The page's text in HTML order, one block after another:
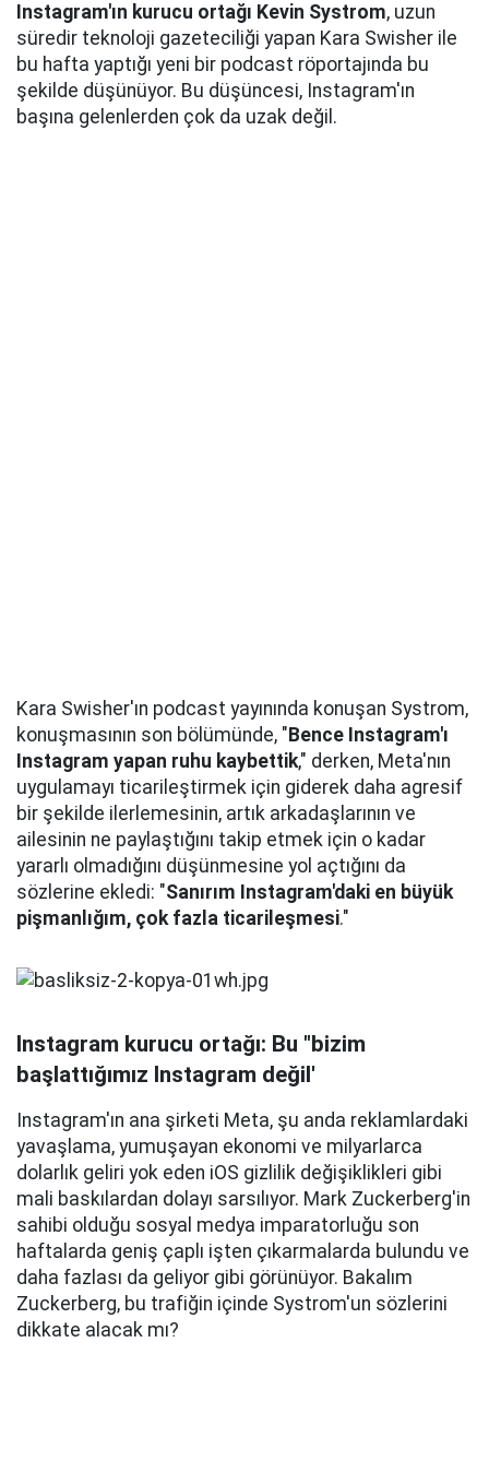
Instagram'ın kurucu ortağı Kevin Systrom, uzun
süredir teknoloji gazeteciliği yapan Kara Swisher ile
bu hafta yaptığı yeni bir podcast röportajında bu
şekilde düşünüyor. Bu düşüncesi, Instagram'ın
başına gelenlerden çok da uzak değil.
Kara Swisher'ın podcast yayınında konuşan Systrom,
konuşmasının son bölümünde, " Bence Instagram'ı
Instagram yapan ruhu kaybettik," derken, Meta'nın
uygulamayı ticarileştirmek için giderek daha agresif
bir şekilde ilerlemesinin, artık arkadaşlarının ve
ailesinin ne paylaştığını takip etmek için o kadar
yararlı olmadığını düşünmesine yol açtığını da
sözlerine ekledi: "Sanırım Instagram'daki en büyük
pişmanlığım, çok fazla ticarileşmesi."
Instagram kurucu ortağı: Bu "bizim
başlattığımız Instagram değil'
Instagram'ın ana şirketi Meta, şu anda reklamlardaki
yavaşlama, yumuşayan ekonomi ve milyarlarca
dolarlık geliri yok eden iOS gizlilik değişiklikleri gibi
mali baskılardan dolayı sarsılıyor. Mark Zuckerberg'in
sahibi olduğu sosyal medya imparatorluğu son
haftalarda geniş çaplı işten çıkarmalarda bulundu ve
daha fazlası da geliyor gibi görünüyor. Bakalım
Zuckerberg, bu trafiğin içinde Systrom'un sözlerini
dikkate alacak mı?